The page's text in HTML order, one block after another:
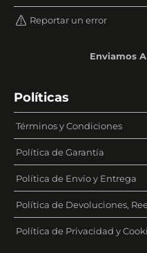
Reportar un error
Enviamos
Políticas
Términos y Condiciones
Política de Garantía
Política de Envío y Entrega
Política de Devoluciones,
Política de Privacidad y